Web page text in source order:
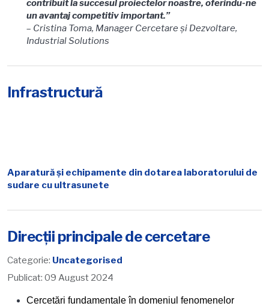
contribuit la succesul proiectelor noastre, oferindu-ne
un avantaj competitiv important.”
– Cristina Toma, Manager Cercetare și Dezvoltare,
Industrial Solutions
Infrastructură
Aparatură şi echipamente din dotarea laboratorului de
sudare cu ultrasunete
Direcții principale de cercetare
Categorie: Uncategorised
Publicat: 09 August 2024
Cercetări fundamentale în domeniul fenomenelor